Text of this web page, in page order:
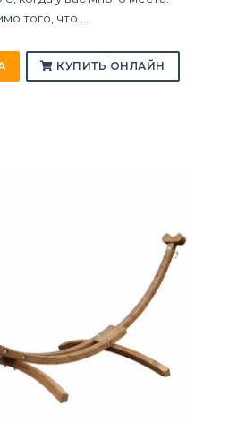
того, что ...
КУПИТЬ ОНЛАЙН